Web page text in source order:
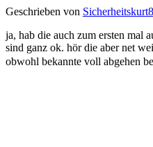
Geschrieben von
ja, hab die auch zum ersten mal
sind ganz ok. hör die aber net
obwohl bekannte voll abgehen